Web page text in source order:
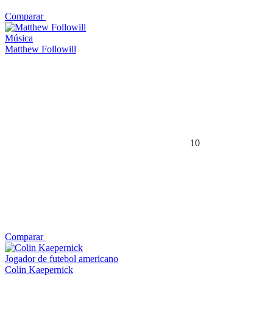
Comparar
Música
Matthew Followill
10
Comparar
Jogador de futebol americano
Colin Kaepernick